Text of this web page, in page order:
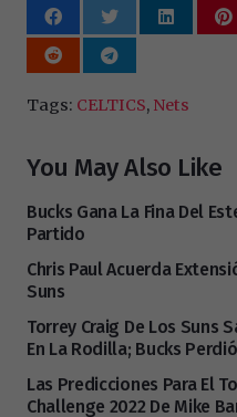
Tags: CELTICS, Nets
You May Also Like
Bucks Gana La Fina Del
Partido
Chris Paul Acuerda
Suns
Torrey Craig De Los Suns
En La Rodilla; Bucks
Las Predicciones Para El
Challenge 2022 De Mike